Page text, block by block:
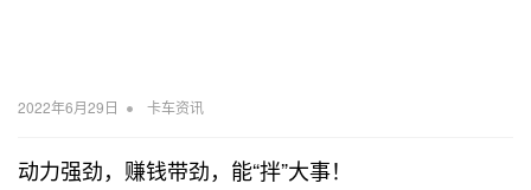
2022年6月29日 • 卡车资讯
动力强劲，赚钱带劲，能“拌”大事！